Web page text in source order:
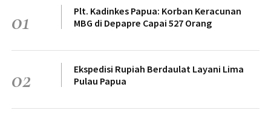
01
Plt. Kadinkes Papua: Korban Keracunan
MBG di Depapre Capai 527 Orang
02
Ekspedisi Rupiah Berdaulat Layani Lima
Pulau Papua